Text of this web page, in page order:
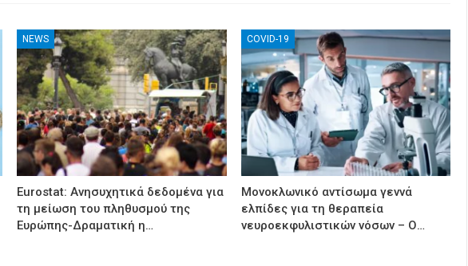
NEWS
Eurostat: Ανησυχητικά δεδομένα για
τη μείωση του πληθυσμού της
Ευρώπης-Δραματική η…
COVID-19
Μονοκλωνικό αντίσωμα γεννά
ελπίδες για τη θεραπεία
νευροεκφυλιστικών νόσων – Ο…